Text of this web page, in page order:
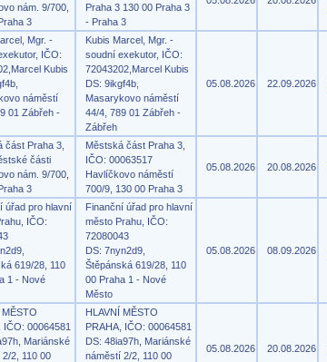
nám. 9/700,
3
Praha 3 130 00 Praha 3
- Praha 3
Mgr. -
IČO:
Kubis
náměstí
01 Zábřeh -
Kubis Marcel, Mgr. -
soudní exekutor, IČO:
72043202,Marcel Kubis
DS: 9ikgf4b,
Masarykovo náměstí
44/4, 789 01 Zábřeh -
Zábřeh
05.08.2026 22.09.2026
část Praha 3,
části
nám. 9/700,
3
Městská část Praha 3,
IČO: 00063517
Havlíčkovo náměstí
700/9, 130 00 Praha 3
05.08.2026 20.08.2026
úřad pro hlavní
IČO:
619/28, 110
1 - Nové
Finanční úřad pro hlavní
město Prahu, IČO:
72080043
DS: 7nyn2d9,
Štěpánská 619/28, 110
00 Praha 1 - Nové
Město
05.08.2026 08.09.2026
MĚSTO
IČO: 00064581
Mariánské
2, 110 00
HLAVNÍ MĚSTO
PRAHA, IČO: 00064581
DS: 48ia97h, Mariánské
náměstí 2/2, 110 00
05.08.2026 20.08.2026